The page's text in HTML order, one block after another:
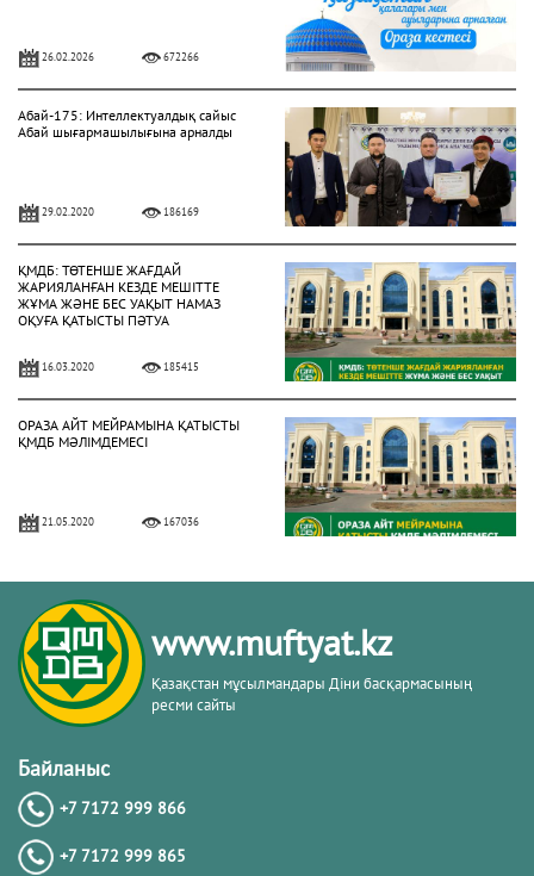
26.02.2026 672266
Абай-175: Интеллектуалдық сайыс
Абай шығармашылығына арналды
29.02.2020 186169
ҚМДБ: ТӨТЕНШЕ ЖАҒДАЙ
ЖАРИЯЛАНҒАН КЕЗДЕ МЕШІТТЕ
ЖҰМА ЖӘНЕ БЕС УАҚЫТ НАМАЗ
ОҚУҒА ҚАТЫСТЫ ПӘТУА
16.03.2020 185415
ОРАЗА АЙТ МЕЙРАМЫНА ҚАТЫСТЫ
ҚМДБ МӘЛІМДЕМЕСІ
21.05.2020 167036
БИЫЛ РАМАЗАН АЙЫ 13 СӘУІРДЕ
БАСТАЛАДЫ (ФОТО)
02.04.2021
БЕРІЛДІ (ФОТО)
02.05.2021
www.muftyat.kz
Қазақстан мұсылмандары Діни басқармасының
ресми сайты
Байланыс
+7 7172 999 866
+7 7172 999 865